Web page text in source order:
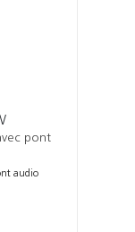
pont
audio